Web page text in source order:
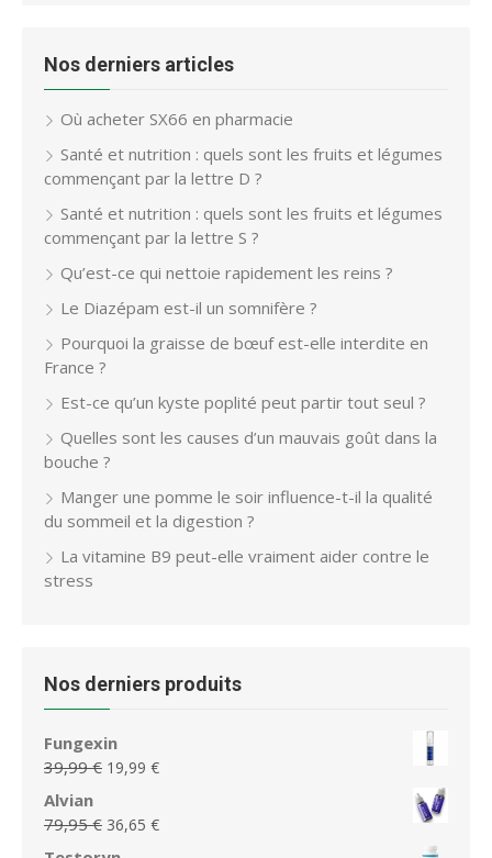
Nos derniers articles
Où acheter SX66 en pharmacie
Santé et nutrition : quels sont les fruits et légumes
commençant par la lettre D ?
Santé et nutrition : quels sont les fruits et légumes
commençant par la lettre S ?
Qu’est-ce qui nettoie rapidement les reins ?
Le Diazépam est-il un somnifère ?
Pourquoi la graisse de bœuf est-elle interdite en
France ?
Est-ce qu’un kyste poplité peut partir tout seul ?
Quelles sont les causes d’un mauvais goût dans la
bouche ?
Manger une pomme le soir influence-t-il la qualité
du sommeil et la digestion ?
La vitamine B9 peut-elle vraiment aider contre le
stress
Nos derniers produits
Fungexin
39,99€ Le
initial
était :
19,99 €Le
actuel
Alvian
79,95€ Le
36,65 €Le